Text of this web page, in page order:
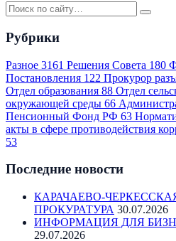
Рубрики
Разное 3161 Решения Совета 180
Постановления 122 Прокурор
Отдел образования 88 Отдел
окружающей среды 66
Пенсионный Фонд РФ 63
акты в сфере противодействия
53
Последние новости
КАРАЧАЕВО-
ПРОКУРАТУРА 30.07.2026
ИНФОРМАЦИЯ ДЛЯ
29.07.2026